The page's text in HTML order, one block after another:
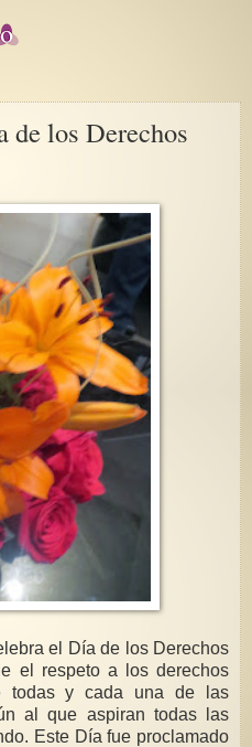
de los Derechos
el Día de los Derechos
el respeto a los derechos
todas y cada una de las
al que aspiran todas las
Este Día fue proclamado